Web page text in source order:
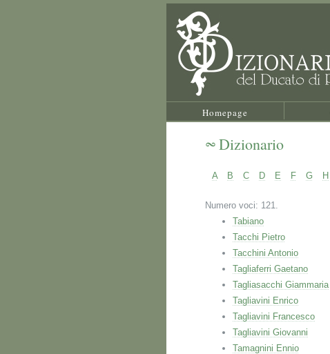
Homepage
Dizionario
A B C D E F G H
Numero voci: 121.
Tabiano
Tacchi Pietro
Tacchini Antonio
Tagliaferri Gaetano
Tagliasacchi Giammaria
Tagliavini Enrico
Tagliavini Francesco
Tagliavini Giovanni
Tamagnini Ennio